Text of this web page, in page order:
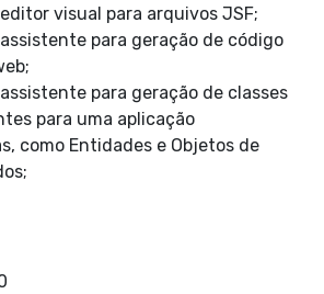
visual para arquivos JSF;
para geração de código
para geração de classes
para uma aplicação
como Entidades e Objetos de